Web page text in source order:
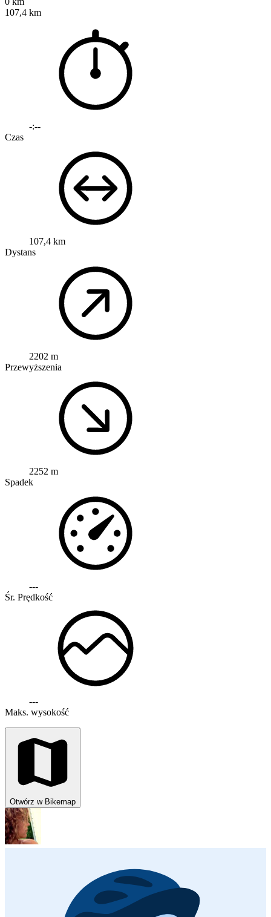
107,4 km
-:--
Czas
107,4 km
Dystans
2202 m
Przewyższenia
2252 m
Spadek
---
Śr. Prędkość
---
Maks. wysokość
Otwórz w Bikemap